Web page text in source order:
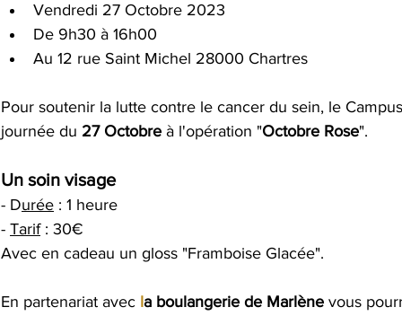
Vendredi 27 Octobre 2023
De 9h30 à 16h00
Au 12 rue Saint Michel 28000 Chartres
Pour soutenir la lutte contre le cancer du sein, le
journée du 27 Octobre à l'opération "Octobre Rose".
Un soin visage
- Durée : 1 heure
- Tarif : 30€
Avec en cadeau un gloss "Framboise Glacée".
En partenariat avec la boulangerie de Marlène vous